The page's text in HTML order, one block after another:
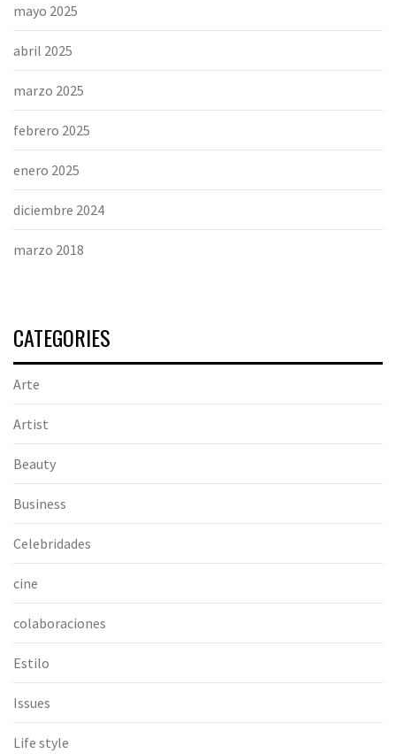
mayo 2025
abril 2025
marzo 2025
febrero 2025
enero 2025
diciembre 2024
marzo 2018
CATEGORIES
Arte
Artist
Beauty
Business
Celebridades
cine
colaboraciones
Estilo
Issues
Life style